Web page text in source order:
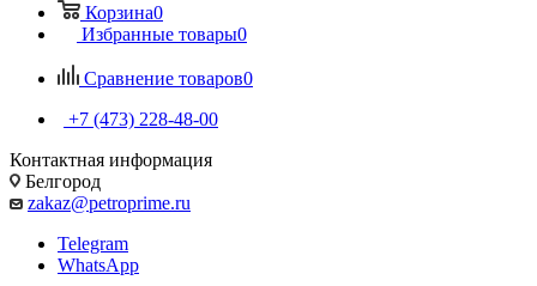
Корзина0
Избранные товары0
Сравнение товаров0
+7 (473) 228-48-00
Контактная информация
Белгород
zakaz@petroprime.ru
Telegram
WhatsApp